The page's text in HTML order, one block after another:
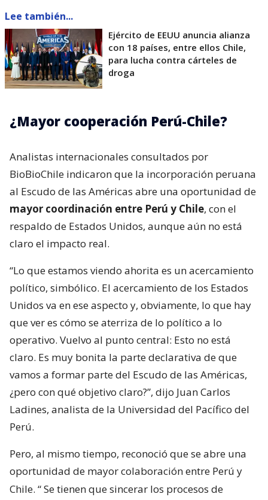
Lee también...
Ejército de EEUU anuncia alianza
con 18 países, entre ellos Chile,
para lucha contra cárteles de
droga
¿Mayor cooperación Perú-Chile?
Analistas internacionales consultados por
BioBioChile indicaron que la incorporación peruana
al Escudo de las Américas abre una oportunidad de
mayor coordinación entre Perú y Chile, con el
respaldo de Estados Unidos, aunque aún no está
claro el impacto real.
“Lo que estamos viendo ahorita es un acercamiento
político, simbólico. El acercamiento de los Estados
Unidos va en ese aspecto y, obviamente, lo que hay
que ver es cómo se aterriza de lo político a lo
operativo. Vuelvo al punto central: Esto no está
claro. Es muy bonita la parte declarativa de que
vamos a formar parte del Escudo de las Américas,
¿pero con qué objetivo claro?”, dijo Juan Carlos
Ladines, analista de la Universidad del Pacífico del
Perú.
Pero, al mismo tiempo, reconoció que se abre una
oportunidad de mayor colaboración entre Perú y
Chile. “Se tienen que sincerar los procesos de